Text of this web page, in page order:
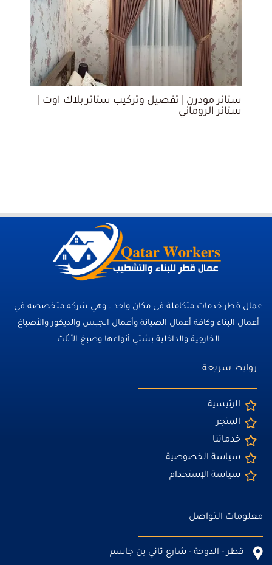
ستائر مودرن | تفصيل وتركيب ستائر بلاك اوت |
ستائر الروماني
عمال قطر خدمات متكاملة فى مكان واحد . وهي شركه متخصصه في
أعمال البناء وكافة أعمال الصيانة وأعمال الجبس والديكور والأصباغ
الخارجية والداخلية بشتي أنواعها وصبغ الأثاث
روابط سريعة
الرئيسية
المتجر
خدماتنا
سياسة الخصوصية
سياسة الإستخدام
معلومات التواصل
قطر - الدوحة - شارع ثاني بن جاسم